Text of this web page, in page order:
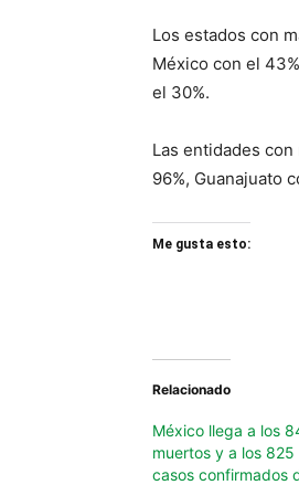
Los estados con
México con el
el 30%.
Las entidades
96%, Guanajuato
Me gusta esto:
Relacionado
México llega a los
muertos y a los
casos confirmados